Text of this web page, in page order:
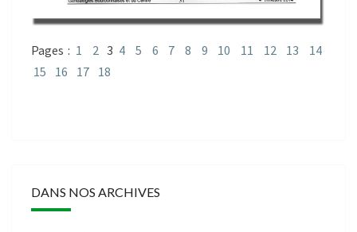
Pages : 1 2 3 4 5 6 7 8 9 10 11 12 13
14
15
16 17 18
DANS NOS ARCHIVES